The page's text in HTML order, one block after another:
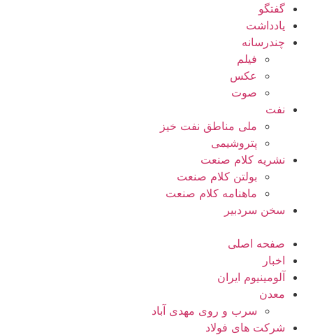
گفتگو
یادداشت
چندرسانه
فیلم
عکس
صوت
نفت
ملی مناطق نفت خیز
پتروشیمی
نشریه کلام صنعت
بولتن کلام صنعت
ماهنامه کلام صنعت
سخن سردبیر
صفحه اصلی
اخبار
آلومینیوم ایران
معدن
سرب و روی مهدی آباد
شرکت های فولاد